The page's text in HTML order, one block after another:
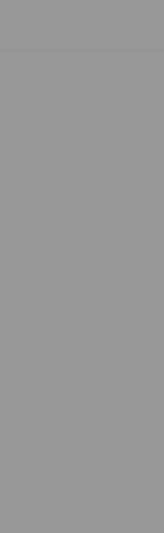
do potrzeb
cookies w
Sp. z
o. Sp.
z o. o. Sp. k.), z
do rejestru
prowadzonego
XIII
pod
527-275-18-81,
wykorzystuje
przez
korzystania
dokument.